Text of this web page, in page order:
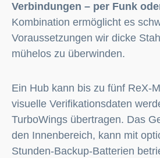
Verbindungen – per Funk
Kombination ermöglicht es
Voraussetzungen wir dicke
mühelos zu überwinden.
Ein Hub kann bis zu fünf ReX-
visuelle Verifikationsdaten
TurboWings übertragen. Das
den Innenbereich, kann mit
Stunden-Backup-Batterien